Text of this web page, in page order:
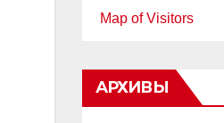
Map of Visitors
АРХИВЫ